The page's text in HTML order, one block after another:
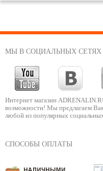
МЫ В СОЦИАЛЬНЫХ СЕТЯХ
Интернет магазин
возможности! Мы предлагаем
любой из популярных
СПОСОБЫ ОПЛАТЫ